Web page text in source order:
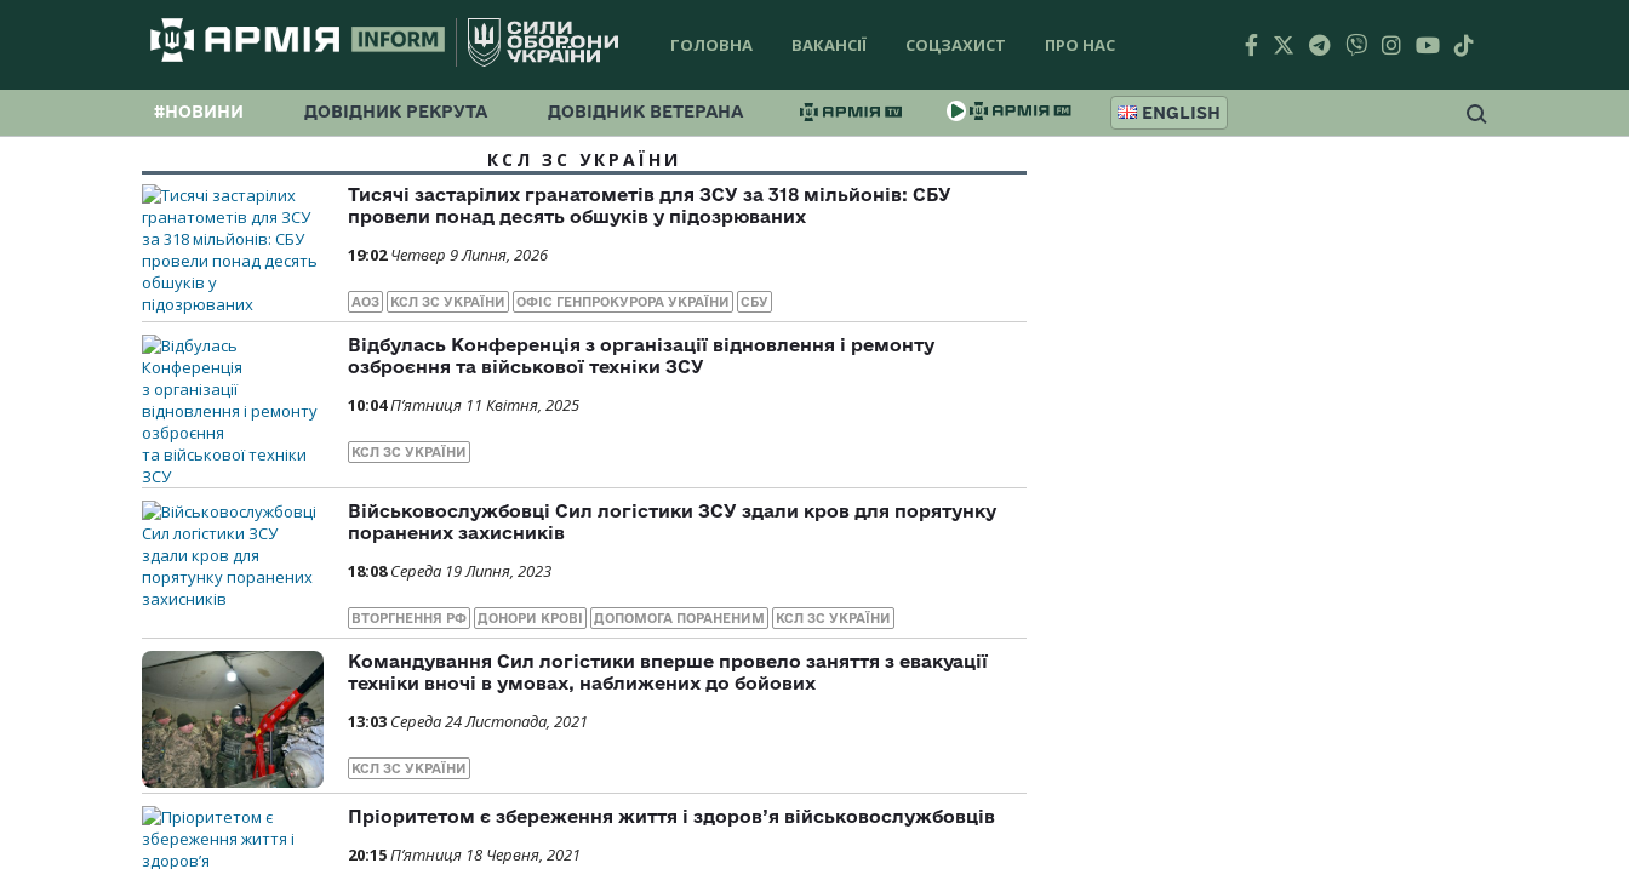
ГОЛОВНА ВАКАНСІЇ СОЦЗАХИСТ ПРО НАС
#НОВИНИ ДОВІДНИК РЕКРУТА ДОВІДНИК ВЕТЕРАНА ENGLISH
КСЛ ЗС УКРАЇНИ
Тисячі застарілих гранатометів для ЗСУ за 318 мільйонів: СБУ
провели понад десять обшуків у підозрюваних
19:02 Четвер 9 Липня, 2026
АОЗ КСЛ ЗС УКРАЇНИ ОФІС ГЕНПРОКУРОРА УКРАЇНИ СБУ
Відбулась Конференція з організації відновлення і ремонту
озброєння та військової техніки ЗСУ
10:04П’ятниця 11 Квітня, 2025
КСЛ ЗС УКРАЇНИ
Військовослужбовці Сил логістики ЗСУ здали кров для порятунку
поранених захисників
18:08 Середа 19 Липня, 2023
ВТОРГНЕННЯ РФ ДОНОРИ КРОВІ ДОПОМОГА ПОРАНЕНИМ КСЛ ЗС УКРАЇНИ
Командування Сил логістики вперше провело заняття з евакуації
техніки вночі в умовах, наближених до бойових
13:03 Середа 24 Листопада, 2021
КСЛ ЗС УКРАЇНИ
Пріоритетом є збереження життя і здоров’я військовослужбовців
20:15П’ятниця 18 Червня, 2021